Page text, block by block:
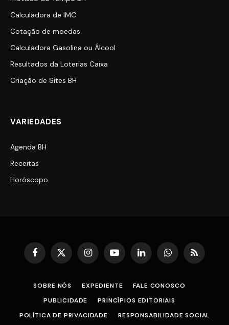
Calculadora de IMC
Cotação de moedas
Calculadora Gasolina ou Álcool
Resultados da Loterias Caixa
Criação de Sites BH
VARIEDADES
Agenda BH
Receitas
Horóscopo
Facebook
X
(Twitter)
InstagramYouTubeLinkedInWhatsAppRSS
SOBRE NÓS EXPEDIENTE
FALE CONOSCO
PUBLICIDADE
PRINCÍPIOS EDITORIAIS
POLÍTICA DE PRIVACIDADE
RESPONSABILIDADE SOCIAL